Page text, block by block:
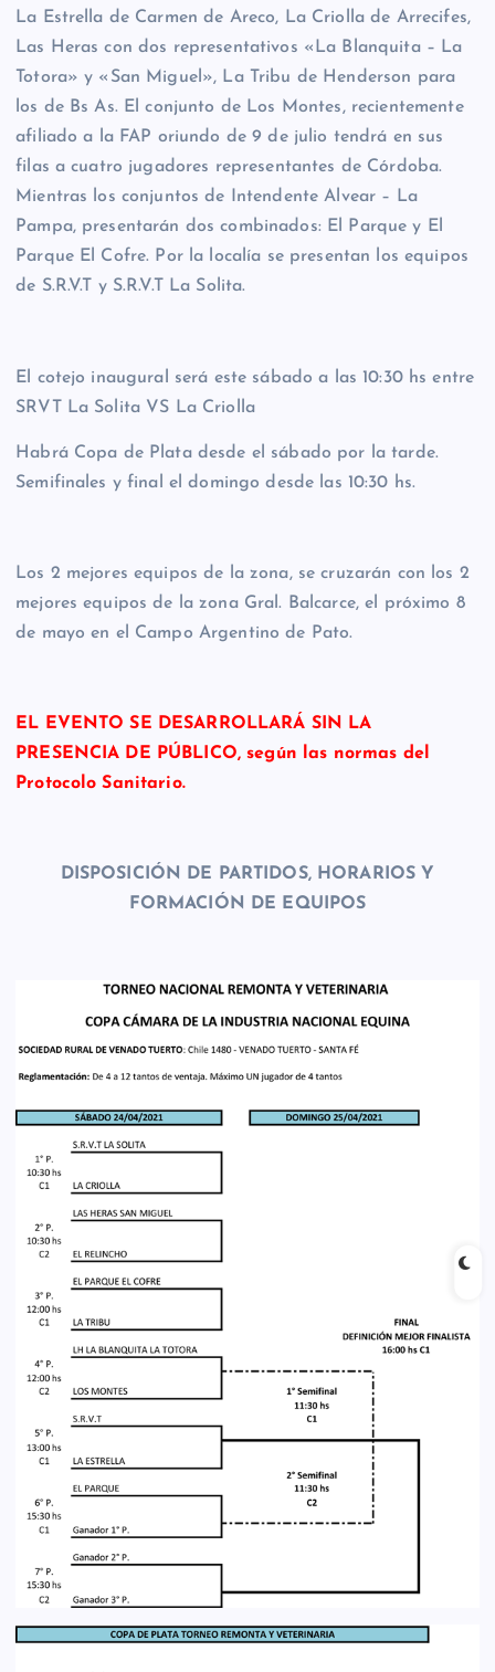
La Estrella de Carmen de Areco, La Criolla de Arrecifes,
Las Heras con dos representativos «La Blanquita – La
Totora» y «San Miguel», La Tribu de Henderson para
los de Bs As. El conjunto de Los Montes, recientemente
afiliado a la FAP oriundo de 9 de julio tendrá en sus
filas a cuatro jugadores representantes de Córdoba.
Mientras los conjuntos de Intendente Alvear – La
Pampa, presentarán dos combinados: El Parque y El
Parque El Cofre. Por la localía se presentan los equipos
de S.R.V.T y S.R.V.T La Solita.
El cotejo inaugural será este sábado a las 10:30 hs entre
SRVT La Solita VS La Criolla
Habrá Copa de Plata desde el sábado por la tarde.
Semifinales y final el domingo desde las 10:30 hs.
Los 2 mejores equipos de la zona, se cruzarán con los 2
mejores equipos de la zona Gral. Balcarce, el próximo 8
de mayo en el Campo Argentino de Pato.
EL EVENTO SE DESARROLLARÁ SIN LA
PRESENCIA DE PÚBLICO, según las normas del
Protocolo Sanitario.
DISPOSICIÓN DE PARTIDOS, HORARIOS Y
FORMACIÓN DE EQUIPOS